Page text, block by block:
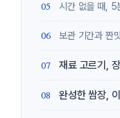
시간 없을 때, 5
보관 기간과 짠
재료 고르기,
완성한 쌈장,